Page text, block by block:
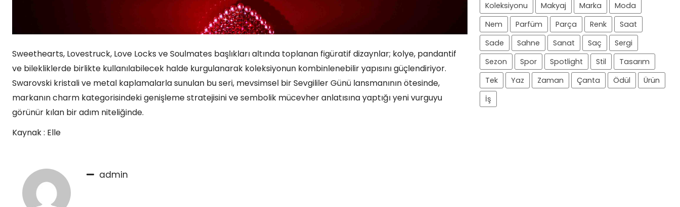
Sweethearts, Lovestruck, Love Locks ve Soulmates başlıkları altında toplanan figüratif dizaynlar; kolye, pandantif
ve bilekliklerde birlikte kullanılabilecek halde kurgulanarak koleksiyonun kombinlenebilir yapısını güçlendiriyor.
Swarovski kristali ve metal kaplamalarla sunulan bu seri, mevsimsel bir Sevgililer Günü lansmanının ötesinde,
markanın charm kategorisindeki genişleme stratejisini ve sembolik mücevher anlatısına yaptığı yeni vurguyu
görünür kılan bir adım niteliğinde.
Kaynak : Elle
admin
Koleksiyonu
Makyaj Marka
Moda
Nem
Parfüm Parça Renk
Saat
Sade
Sahne Sanat Saç
Sergi
Sezon
Spor Spotlight Stil
Tasarım
Tek
Yaz Zaman Çanta Ödül
Ürün
İş